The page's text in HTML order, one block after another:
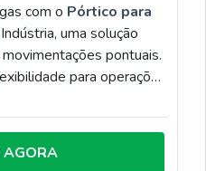
com o Pórtico para
uma solução
pontuais.
para operações
e indústrias que
no manuseio de
AGORA